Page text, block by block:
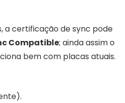
a certificação de sync pode
Compatible; ainda assim o
bem com placas atuais.